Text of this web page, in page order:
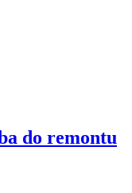
do remontu